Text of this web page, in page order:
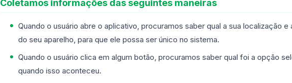
Coletamos informações das seguintes maneiras
Quando o usuário abre o aplicativo, procuramos saber qual a sua localização
do seu aparelho, para que ele possa ser único no sistema.
Quando o usuário clica em algum botão, procuramos saber qual foi a opção
quando isso aconteceu.